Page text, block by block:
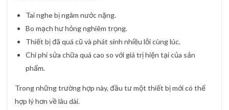
Tai nghe bị ngâm nước nặng.
Bo mạch hư hỏng nghiêm trọng.
Thiết bị đã quá cũ và phát sinh nhiều lỗi cùng lúc.
Chi phí sửa chữa quá cao so với giá trị hiện tại của sản
phẩm.
Trong những trường hợp này, đầu tư một thiết bị mới có thể
hợp lý hơn về lâu dài.